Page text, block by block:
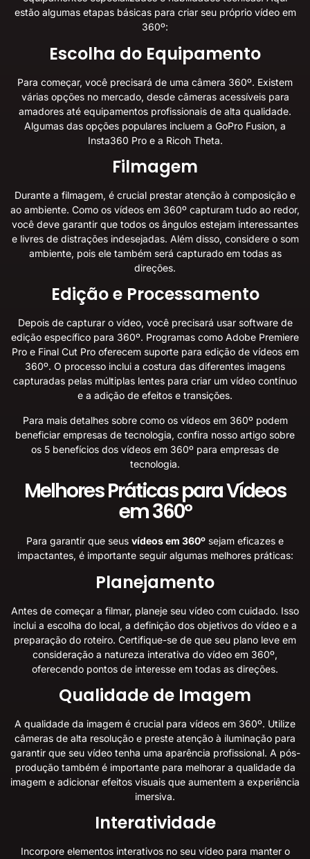
estão algumas etapas básicas para criar seu próprio vídeo em
360º:
Escolha do Equipamento
Para começar, você precisará de uma câmera 360º. Existem
várias opções no mercado, desde câmeras acessíveis para
amadores até equipamentos profissionais de alta qualidade.
Algumas das opções populares incluem a GoPro Fusion, a
Insta360 Pro e a Ricoh Theta.
Filmagem
Durante a filmagem, é crucial prestar atenção à composição e
ao ambiente. Como os vídeos em 360º capturam tudo ao redor,
você deve garantir que todos os ângulos estejam interessantes
e livres de distrações indesejadas. Além disso, considere o som
ambiente, pois ele também será capturado em todas as
direções.
Edição e Processamento
Depois de capturar o vídeo, você precisará usar software de
edição específico para 360º. Programas como Adobe Premiere
Pro e Final Cut Pro oferecem suporte para edição de vídeos em
360º. O processo inclui a costura das diferentes imagens
capturadas pelas múltiplas lentes para criar um vídeo contínuo
e a adição de efeitos e transições.
Para mais detalhes sobre como os vídeos em 360º podem
beneficiar empresas de tecnologia, confira nosso artigo sobre
os 5 benefícios dos vídeos em 360º para empresas de
tecnologia.
Melhores Práticas para Vídeos
em 360º
Para garantir que seus vídeos em 360º sejam eficazes e
impactantes, é importante seguir algumas melhores práticas:
Planejamento
Antes de começar a filmar, planeje seu vídeo com cuidado. Isso
inclui a escolha do local, a definição dos objetivos do vídeo e a
preparação do roteiro. Certifique-se de que seu plano leve em
consideração a natureza interativa do vídeo em 360º,
oferecendo pontos de interesse em todas as direções.
Qualidade de Imagem
A qualidade da imagem é crucial para vídeos em 360º. Utilize
câmeras de alta resolução e preste atenção à iluminação para
garantir que seu vídeo tenha uma aparência profissional. A pós-
produção também é importante para melhorar a qualidade da
imagem e adicionar efeitos visuais que aumentem a experiência
imersiva.
Interatividade
Incorpore elementos interativos no seu vídeo para manter o